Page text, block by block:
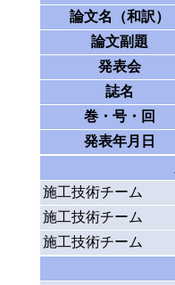
論文名（和訳）
論文副題
発表会
誌名
巻・号・回
発表年月日
施工技術チーム
施工技術チーム
施工技術チーム